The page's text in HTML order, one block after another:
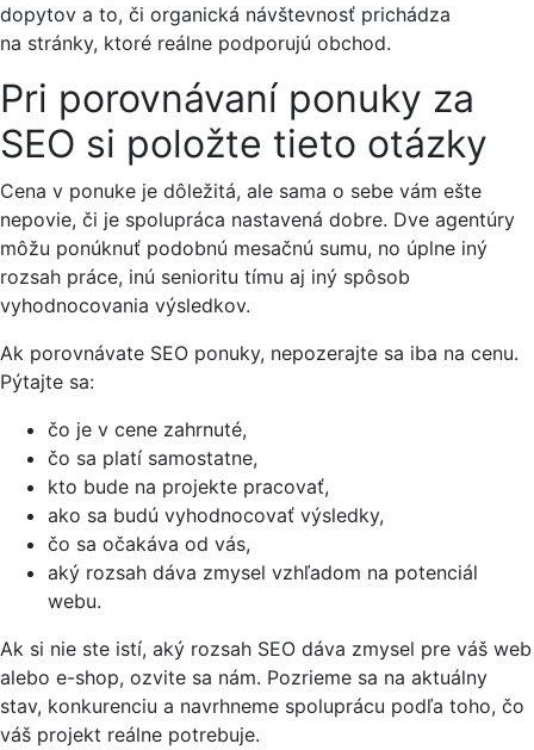
dopytov a to, či organická návštevnosť prichádza
na stránky, ktoré reálne podporujú obchod.
Pri porovnávaní ponuky za
SEO si položte tieto otázky
Cena v ponuke je dôležitá, ale sama o sebe vám ešte
nepovie, či je spolupráca nastavená dobre. Dve agentúry
môžu ponúknuť podobnú mesačnú sumu, no úplne iný
rozsah práce, inú senioritu tímu aj iný spôsob
vyhodnocovania výsledkov.
Ak porovnávate SEO ponuky, nepozerajte sa iba na cenu.
Pýtajte sa:
čo je v cene zahrnuté,
čo sa platí samostatne,
kto bude na projekte pracovať,
ako sa budú vyhodnocovať výsledky,
čo sa očakáva od vás,
aký rozsah dáva zmysel vzhľadom na potenciál
webu.
Ak si nie ste istí, aký rozsah SEO dáva zmysel pre váš web
alebo e-shop, ozvite sa nám. Pozrieme sa na aktuálny
stav, konkurenciu a navrhneme spoluprácu podľa toho, čo
váš projekt reálne potrebuje.